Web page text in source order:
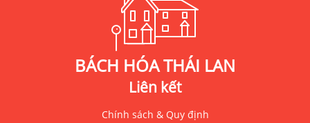
BÁCH HÓA THÁI LAN
Liên kết
Chính sách & Quy định